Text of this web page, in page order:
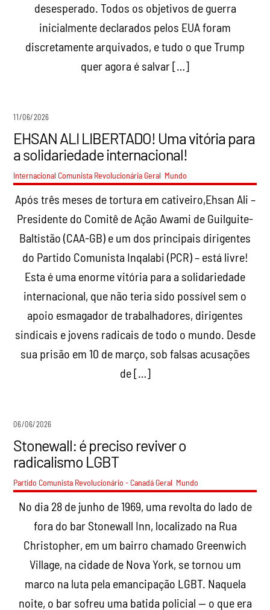
desesperado. Todos os objetivos de guerra
inicialmente declarados pelos EUA foram
discretamente arquivados, e tudo o que Trump
quer agora é salvar […]
11/06/2026
EHSAN ALI LIBERTADO! Uma vitória para
a solidariedade internacional!
Internacional Comunista Revolucionária Geral Mundo
Após três meses de tortura em cativeiro,Ehsan Ali –
Presidente do Comitê de Ação Awami de Guilguite-
Baltistão (CAA-GB) e um dos principais dirigentes
do Partido Comunista Inqalabi (PCR) – está livre!
Esta é uma enorme vitória para a solidariedade
internacional, que não teria sido possível sem o
apoio esmagador de trabalhadores, dirigentes
sindicais e jovens radicais de todo o mundo. Desde
sua prisão em 10 de março, sob falsas acusações
de […]
06/06/2026
Stonewall: é preciso reviver o
radicalismo LGBT
Partido Comunista Revolucionário - Canadá Geral Mundo
No dia 28 de junho de 1969, uma revolta do lado de
fora do bar Stonewall Inn, localizado na Rua
Christopher, em um bairro chamado Greenwich
Village, na cidade de Nova York, se tornou um
marco na luta pela emancipação LGBT. Naquela
noite, o bar sofreu uma batida policial — o que era